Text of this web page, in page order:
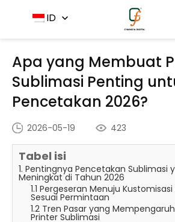
ID
Rumah - Pusat Berita
Apa
Sublimasi Penting untuk Tren
Apa yang Membuat
Sublimasi Penting
Pencetakan 2026?
2026-05-19 423
Tabel isi
1. Pentingnya Pencetakan Sublimasi
Meningkat di Tahun 2026
1.1 Pergeseran Menuju
Sesuai Permintaan
1.2 Tren Pasar yang
Printer Sublimasi